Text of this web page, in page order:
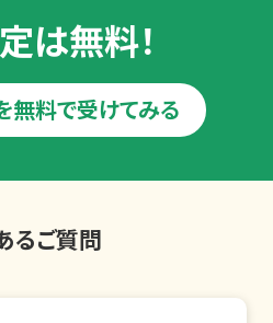
は無料！
無料で受けてみる
るご質問